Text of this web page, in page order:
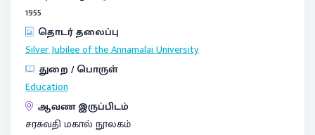
1955
தொடர் தலைப்பு
Silver Jubilee of the Annamalai University
துறை / பொருள்
Education
ஆவண இருப்பிடம்
சரசுவதி மகால் நூலகம்